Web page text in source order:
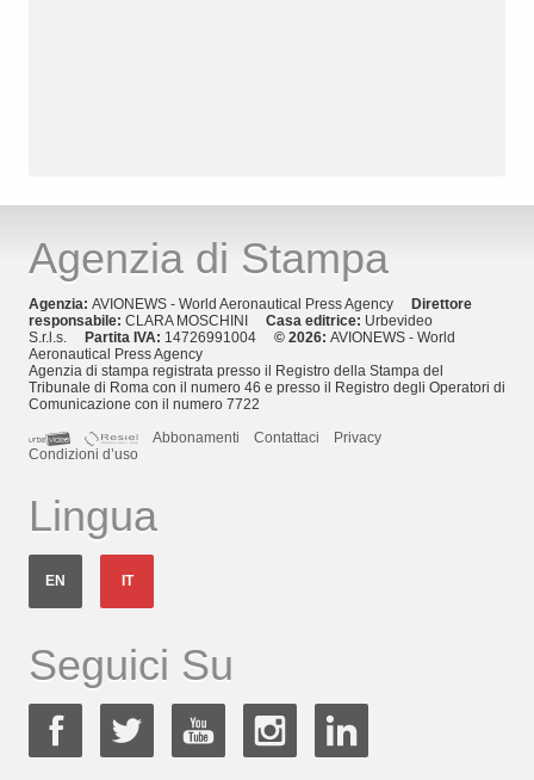
Agenzia di Stampa
Agenzia: AVIONEWS - World Aeronautical Press Agency
Direttore
responsabile: CLARA MOSCHINI Casa editrice: Urbevideo
S.r.l.s.
Partita IVA: 14726991004 © 2026: AVIONEWS - World
Aeronautical Press Agency
Agenzia di stampa registrata presso il Registro della Stampa del
Tribunale di Roma con il numero 46 e presso il Registro degli Operatori di
Comunicazione con il numero 7722
Abbonamenti
Contattaci
Privacy
Condizioni d’uso
Lingua
EN IT
Seguici Su